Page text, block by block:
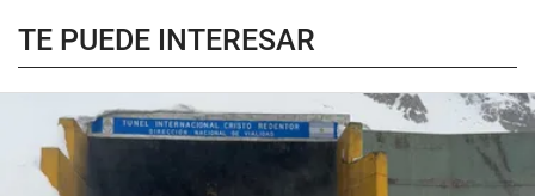
TE PUEDE INTERESAR